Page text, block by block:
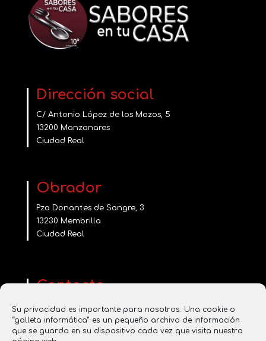
Su privacidad es importante para nosotros. Una cookie o
“galleta informática” es un pequeño archivo de información
que se guarda en su dispositivo cada vez que visita nuestra
Dirección social
C/ Antonio López de los Mozos, 5
13200 Manzanares
Ciudad Real
Obrador
Pza Donantes de Sangre, 3
13230 Membrilla
Ciudad Real
Contacta
www.saboresentucasa.com
saboresentucasa2016@gmail.com
637 855 356